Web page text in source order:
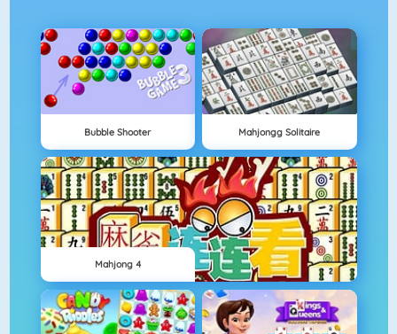
Bubble Shooter Mahjongg Solitaire
Mahjong 4